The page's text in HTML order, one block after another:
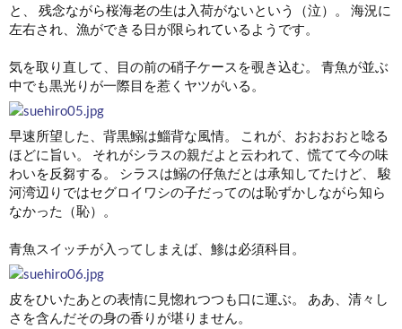
と、 残念ながら桜海老の生は入荷がないという（泣）。 海況に
左右され、漁ができる日が限られているようです。
気を取り直して、目の前の硝子ケースを覗き込む。 青魚が並ぶ
中でも黒光りが一際目を惹くヤツがいる。
早速所望した、背黒鰯は鯔背な風情。 これが、おおおおと唸る
ほどに旨い。 それがシラスの親だよと云われて、慌てて今の味
わいを反芻する。 シラスは鰯の仔魚だとは承知してたけど、 駿
河湾辺りではセグロイワシの子だってのは恥ずかしながら知ら
なかった（恥）。
青魚スイッチが入ってしまえば、鯵は必須科目。
皮をひいたあとの表情に見惚れつつも口に運ぶ。 ああ、清々し
さを含んだその身の香りが堪りません。